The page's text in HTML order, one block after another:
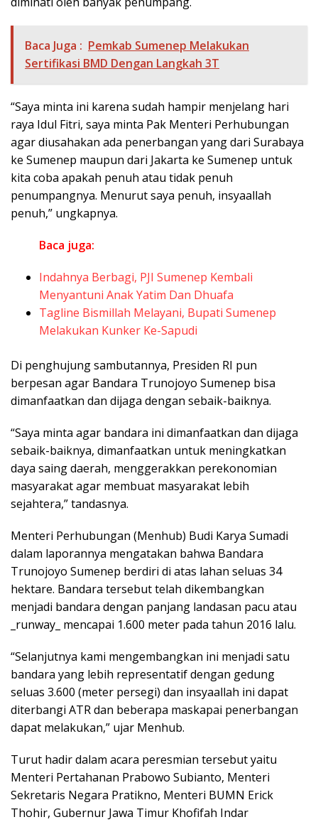
Baca Juga : Pemkab Sumenep Melakukan
Sertifikasi BMD Dengan Langkah 3T
“Saya minta ini karena sudah hampir menjelang hari
raya Idul Fitri, saya minta Pak Menteri Perhubungan
agar diusahakan ada penerbangan yang dari Surabaya
ke Sumenep maupun dari Jakarta ke Sumenep untuk
kita coba apakah penuh atau tidak penuh
penumpangnya. Menurut saya penuh, insyaallah
penuh,” ungkapnya.
Baca juga:
Indahnya Berbagi, PJI Sumenep Kembali
Menyantuni Anak Yatim Dan Dhuafa
Tagline Bismillah Melayani, Bupati Sumenep
Melakukan Kunker Ke-Sapudi
Di penghujung sambutannya, Presiden RI pun
berpesan agar Bandara Trunojoyo Sumenep bisa
dimanfaatkan dan dijaga dengan sebaik-baiknya.
“Saya minta agar bandara ini dimanfaatkan dan dijaga
sebaik-baiknya, dimanfaatkan untuk meningkatkan
daya saing daerah, menggerakkan perekonomian
masyarakat agar membuat masyarakat lebih
sejahtera,” tandasnya.
Menteri Perhubungan (Menhub) Budi Karya Sumadi
dalam laporannya mengatakan bahwa Bandara
Trunojoyo Sumenep berdiri di atas lahan seluas 34
hektare. Bandara tersebut telah dikembangkan
menjadi bandara dengan panjang landasan pacu atau
_runway_ mencapai 1.600 meter pada tahun 2016 lalu.
“Selanjutnya kami mengembangkan ini menjadi satu
bandara yang lebih representatif dengan gedung
seluas 3.600 (meter persegi) dan insyaallah ini dapat
diterbangi ATR dan beberapa maskapai penerbangan
dapat melakukan,” ujar Menhub.
Turut hadir dalam acara peresmian tersebut yaitu
Menteri Pertahanan Prabowo Subianto, Menteri
Sekretaris Negara Pratikno, Menteri BUMN Erick
Thohir, Gubernur Jawa Timur Khofifah Indar